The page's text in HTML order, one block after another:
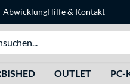
AbwicklungHilfe& Kontakt
OUTLET PC-